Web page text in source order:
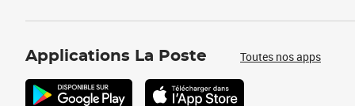
Applications La Poste Toutes nos apps